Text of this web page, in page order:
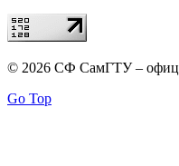
© 2026 СФ СамГТУ –
Go Top